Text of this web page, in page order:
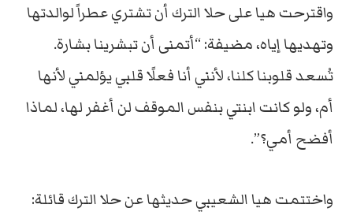
واقترحت هيا على حلا الترك أن تشتري عطراً لوالدتها
وتهديها إياه، مضيفة: “أتمنى أن تبشرينا بشارة.
تُسعد قلوبنا كلنا، لأنني أنا فعلًا قلبي يؤلمني لأنها
أم، ولو كانت ابنتي بنفس الموقف لن أغفر لها، لماذا
أفضح أمي؟”.
واختتمت هيا الشعيبي حديثها عن حلا الترك قائلة: